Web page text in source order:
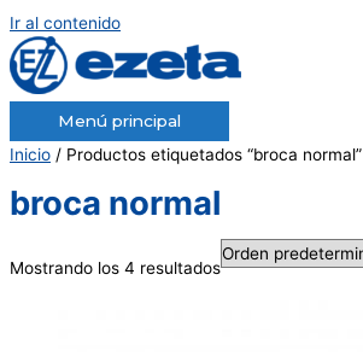
Ir al contenido
Menú principal
Inicio / Productos etiquetados “broca normal”
broca normal
Mostrando los 4 resultados